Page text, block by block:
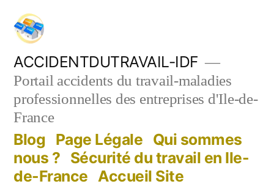
Aller
contenu
ACCIDENTDUTRAVAIL-IDF
Portail accidents du travail-maladies
professionnelles des entreprises d'Ile-de-
France
Blog Page Légale Qui sommes
nous ? Sécurité du travail en Ile-
de-France Accueil Site